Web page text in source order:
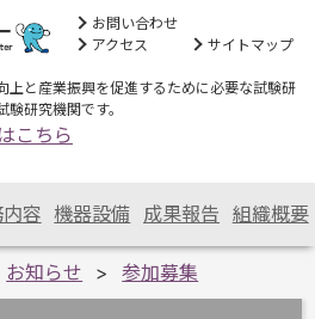
お問い合わせ
アクセス
サイトマップ
上と産業振興を促進するために必要な試験研
研究機関です。
こちら
容 機器設備 成果報告 組織概要
お知らせ 参加募集